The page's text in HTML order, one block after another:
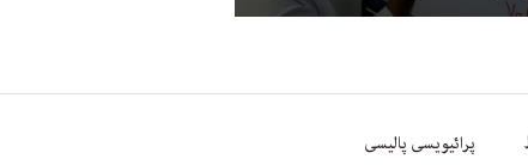
پرائیویسی پالیسی